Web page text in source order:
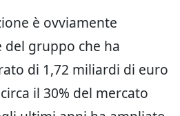
è ovviamente
del gruppo che ha
di 1,72 miliardi di euro
il 30% del mercato